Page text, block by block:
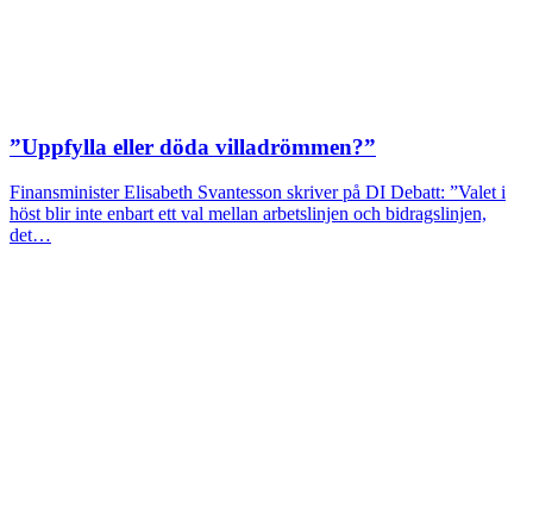
”Uppfylla eller döda villadrömmen?”
Finansminister Elisabeth Svantesson skriver på DI Debatt: ”Valet i
höst blir inte enbart ett val mellan arbetslinjen och bidragslinjen,
det…